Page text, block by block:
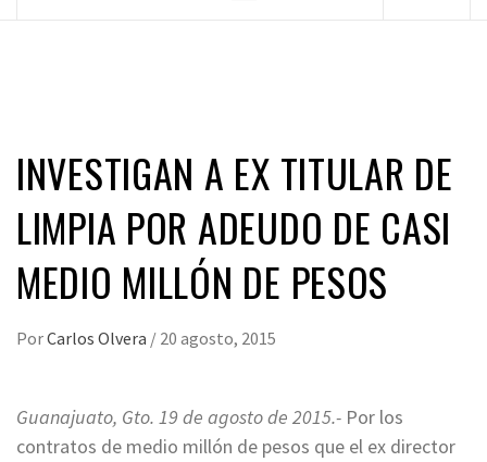
INVESTIGAN A EX TITULAR DE
LIMPIA POR ADEUDO DE CASI
MEDIO MILLÓN DE PESOS
PorCarlos Olvera / 20 agosto, 2015
Guanajuato, Gto. 19 de agosto de 2015.- Por los
contratos de medio millón de pesos que el ex director